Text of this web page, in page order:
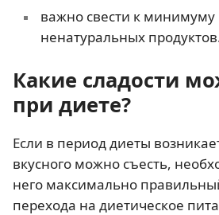
важно свести к
ненатуральных
Какие сладости
при диете?
Если в период диеты
вкусного можно съесть,
него максимально
перехода на диетическое